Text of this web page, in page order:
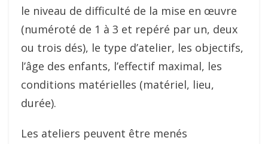
le niveau de difficulté de la mise en œuvre
(numéroté de 1 à 3 et repéré par un, deux
ou trois dés), le type d’atelier, les objectifs,
l’âge des enfants, l’effectif maximal, les
conditions matérielles (matériel, lieu,
durée).
Les ateliers peuvent être menés